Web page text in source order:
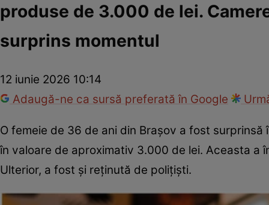
produse de 3.000 de lei.
surprins momentul
12 iunie 2026 10:14
Adaugă-ne ca sursă preferată în Google
O femeie de 36 de ani din Brașov a fost
în valoare de aproximativ 3.000 de lei. Aceasta
Ulterior, a fost și reținută de polițiști.